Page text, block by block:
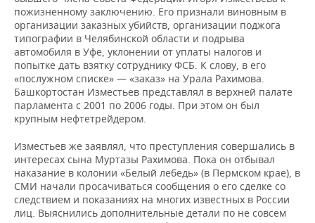
пожизненному заключению. Его признали виновным в
организации заказных убийств, организации поджога
типографии в Челябинской области и подрыва
автомобиля в Уфе, уклонении от уплаты налогов и
попытке дать взятку сотруднику ФСБ. К слову, в его
«послужном списке» — «заказ» на Урала Рахимова.
Башкортостан Изместьев представлял в верхней палате
парламента с 2001 по 2006 годы. При этом он был
крупным нефтетрейдером.
Изместьев же заявлял, что преступления совершались в
интересах сына Муртазы Рахимова. Пока он отбывал
наказание в колонии «Белый лебедь» (в Пермском крае), в
СМИ начали просачиваться сообщения о его сделке со
следствием и показаниях на многих известных в России
лиц. Выяснились дополнительные детали по не совсем